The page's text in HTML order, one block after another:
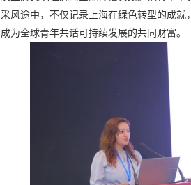
采风途中，不仅记录上海在绿色转型的成
成为全球青年共话可持续发展的共同财富。